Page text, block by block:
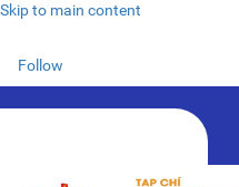
Skip to main content
Follow